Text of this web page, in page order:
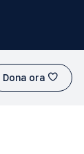
Dona ora